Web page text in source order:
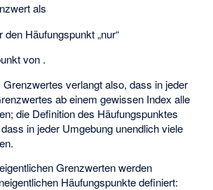
als
Häufungspunkt „nur“
von .
verlangt also, dass in jeder
ab einem gewissen Index alle
die Definition des Häufungspunktes
in jeder Umgebung unendlich viele
Grenzwerten werden
Häufungspunkte definiert: